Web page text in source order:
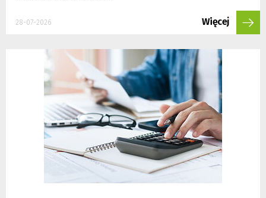
28-07-2026 Więcej